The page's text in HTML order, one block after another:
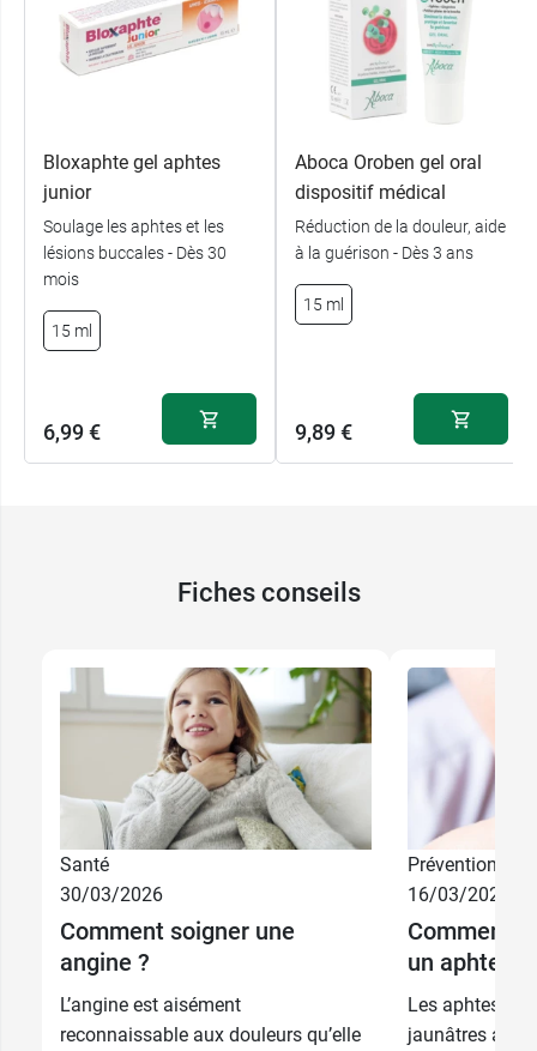
déglutition naturelle. Pour les enfants, un
spray
Propalgemma Aboca sans alcoolest disponible
sur notre pharmacie en ligne.
Flacon spray de 30 ml
Bloxaphte gel aphtes
junior
Soulage les aphtes et les
lésions buccales - Dès 30
mois
15 ml
6,99 €
Aboca Oroben gel oral
dispositif médical
Réduction de la douleur, aide
à la guérison - Dès 3 ans
15 ml
9,89 €
Fiches conseils
Santé
30/03/2026
Comment soigner une
angine ?
L’angine est aisément
reconnaissable aux douleurs qu’elle
Prévention
16/03/2026
Comment
un aphte
Les aphtes
jaunâtres aux